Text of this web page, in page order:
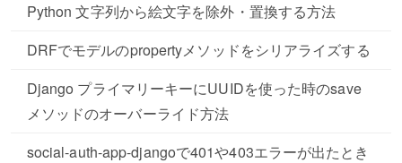
Python 文字列から絵文字を除外・置換する方法
DRFでモデルのpropertyメソッドをシリアライズする
Django プライマリーキーにUUIDを使った時のsave
メソッドのオーバーライド方法
social-auth-app-djangoで401や403エラーが出たとき